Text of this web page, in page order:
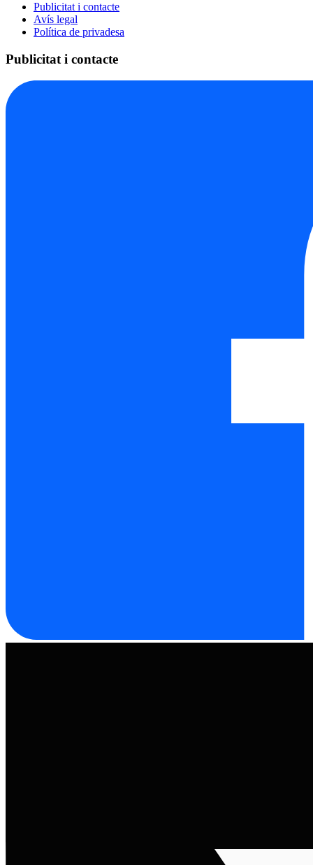
Publicitat i contacte
Avís legal
Política de privadesa
Publicitat i contacte